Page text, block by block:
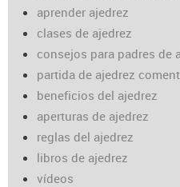
aprender ajedrez
clases de ajedrez
consejos para padres de
partida de ajedrez
beneficios del ajedrez
aperturas de ajedrez
reglas del ajedrez
libros de ajedrez
vídeos